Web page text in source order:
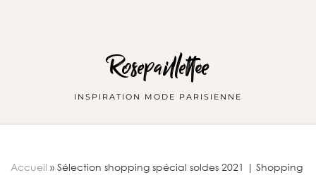
Rosepaillettee
INSPIRATION MODE PARISIENNE
Accueil » Sélection shopping spécial soldes 2021 | Shopping